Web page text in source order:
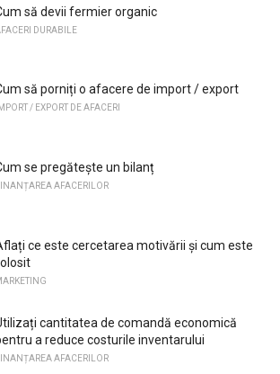
să devii fermier organic
DURABILE
să porniți o afacere de import / export
IMPORT / EXPORT DE AFACERI
se pregătește un bilanț
AFACERILOR
ce este cercetarea motivării și cum este
cantitatea de comandă economică
a reduce costurile inventarului
AFACERILOR